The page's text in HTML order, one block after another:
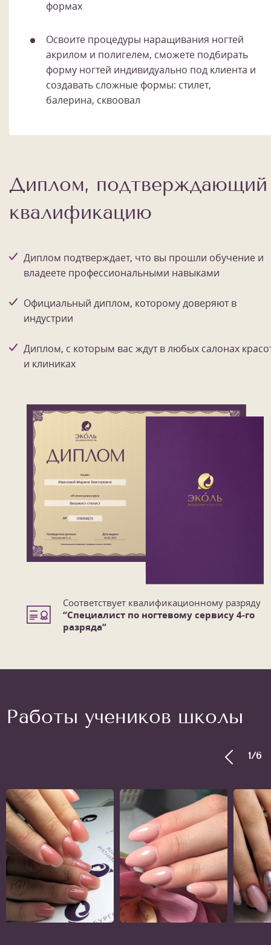
формах
Освоите процедуры наращивания ногтей
акрилом и полигелем, сможете подбирать
форму ногтей индивидуально под клиента и
создавать сложные формы: стилет,
балерина, сквоовал
Диплом, подтверждающий
квалификацию
Диплом подтверждает, что вы прошли обучение и
владеете профессиональными навыками
Официальный диплом, которому доверяют в
индустрии
Диплом, с которым вас ждут в любых салонах
и клиниках
Соответствует квалификационному разряду
“Специалист по ногтевому сервису 4-го
разряда”
Работы учеников школы
1/6